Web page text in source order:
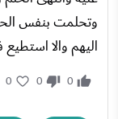
وتحلمت بنفس
اليهم والا
0
0
0